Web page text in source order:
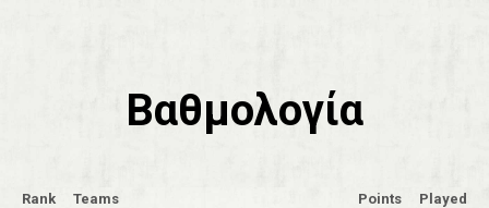
Βαθμολογία
Rank Teams Points Played